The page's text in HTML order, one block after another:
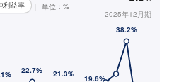
利益率 単位：%
2025年12月期